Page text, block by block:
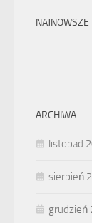
ARCHIWA
listopad
sierpień
grudzień